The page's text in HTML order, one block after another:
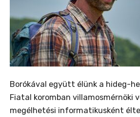
Borókával együtt élünk a hideg-
Fiatal koromban villamosmérnöki
megélhetési informatikusként